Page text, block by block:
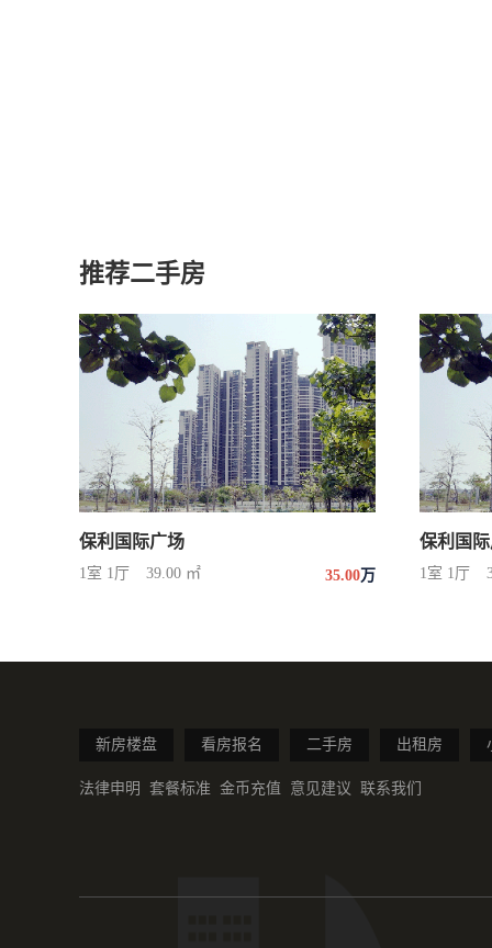
推荐二手房
保利国际广场
1室 1厅 39.00 ㎡ 35.00万
保利国
1室 1厅
新房楼盘 看房报名 二手房 出租房
法律申明 套餐标准 金币充值 意见建议 联系我们